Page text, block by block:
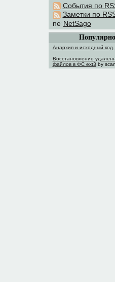
События по
Заметки по
NetSago
Анархия и исходный код.
Восстановление
файлов в ФС ext3 by